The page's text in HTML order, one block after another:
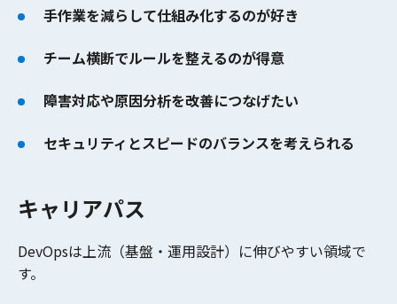
手作業を減らして仕組み化するのが好き
チーム横断でルールを整えるのが得意
障害対応や原因分析を改善につなげたい
セキュリティとスピードのバランスを考えられる
キャリアパス
DevOpsは上流（基盤・運用設計）に伸びやすい領域で
す。